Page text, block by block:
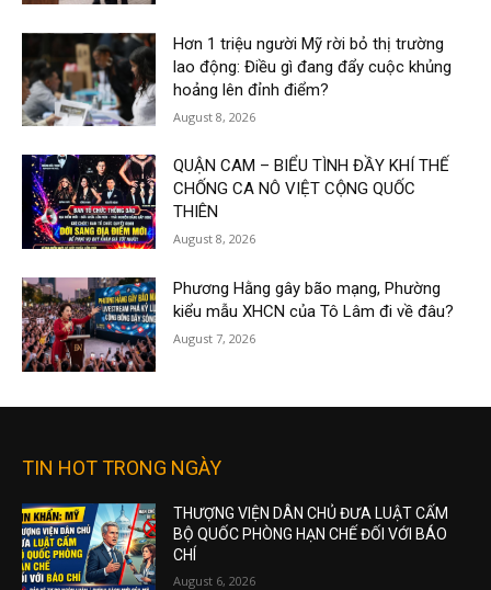
Hơn 1 triệu người Mỹ rời bỏ thị trường
lao động: Điều gì đang đẩy cuộc khủng
hoảng lên đỉnh điểm?
August 8, 2026
QUẬN CAM – BIỂU TÌNH ĐẦY KHÍ THẾ
CHỐNG CA NÔ VIỆT CỘNG QUỐC
THIÊN
August 8, 2026
Phương Hằng gây bão mạng, Phường
kiểu mẫu XHCN của Tô Lâm đi về đâu?
August 7, 2026
TIN HOT TRONG NGÀY
THƯỢNG VIỆN DÂN CHỦ ĐƯA LUẬT CẤM
BỘ QUỐC PHÒNG HẠN CHẾ ĐỐI VỚI BÁO
CHÍ
August 6, 2026